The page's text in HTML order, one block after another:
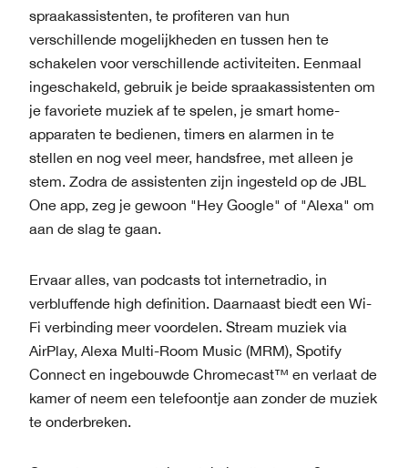
spraakassistenten, te profiteren van hun
verschillende mogelijkheden en tussen hen te
schakelen voor verschillende activiteiten. ​​Eenmaal
ingeschakeld, gebruik je beide spraakassistenten om
je favoriete muziek af te spelen, je smart home-
apparaten te bedienen, timers en alarmen in te
stellen en nog veel meer, handsfree, met alleen je
stem. Zodra de assistenten zijn ingesteld op de JBL
One app, zeg je gewoon "Hey Google" of "Alexa" om
aan de slag te gaan.
Ervaar alles, van podcasts tot internetradio, in
verbluffende high definition. Daarnaast biedt een Wi-
Fi verbinding meer voordelen. Stream muziek via
AirPlay, Alexa Multi-Room Music (MRM), Spotify
Connect en ingebouwde Chromecast™ en verlaat de
kamer of neem een telefoontje aan zonder de muziek
te onderbreken.